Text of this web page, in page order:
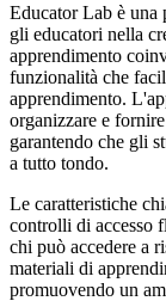
Educator Lab è una
gli educatori nella
apprendimento
funzionalità che
apprendimento.
organizzare e
garantendo che gli
a tutto tondo.
Le caratteristiche
controlli di accesso
chi può accedere a
materiali di
promuovendo un